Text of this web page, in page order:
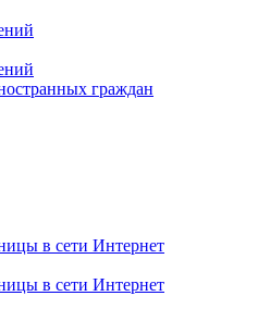
граждан
в сети Интернет
в сети Интернет